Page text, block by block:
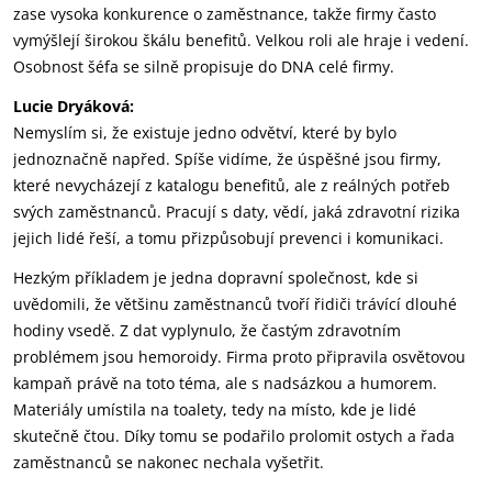
zase vysoka konkurence o zaměstnance, takže firmy často
vymýšlejí širokou škálu benefitů. Velkou roli ale hraje i vedení.
Osobnost šéfa se silně propisuje do DNA celé firmy.
Lucie Dryáková:
Nemyslím si, že existuje jedno odvětví, které by bylo
jednoznačně napřed. Spíše vidíme, že úspěšné jsou firmy,
které nevycházejí z katalogu benefitů, ale z reálných potřeb
svých zaměstnanců. Pracují s daty, vědí, jaká zdravotní rizika
jejich lidé řeší, a tomu přizpůsobují prevenci i komunikaci.
Hezkým příkladem je jedna dopravní společnost, kde si
uvědomili, že většinu zaměstnanců tvoří řidiči trávící dlouhé
hodiny vsedě. Z dat vyplynulo, že častým zdravotním
problémem jsou hemoroidy. Firma proto připravila osvětovou
kampaň právě na toto téma, ale s nadsázkou a humorem.
Materiály umístila na toalety, tedy na místo, kde je lidé
skutečně čtou. Díky tomu se podařilo prolomit ostych a řada
zaměstnanců se nakonec nechala vyšetřit.